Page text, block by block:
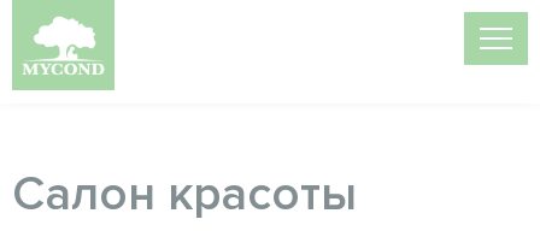
Салон красоты